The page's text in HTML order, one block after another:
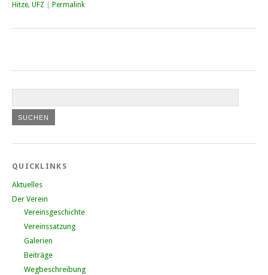
Hitze, UFZ Permalink
QUICKLINKS
Aktuelles
Der Verein
Vereinsgeschichte
Vereinssatzung
Galerien
Beiträge
Wegbeschreibung